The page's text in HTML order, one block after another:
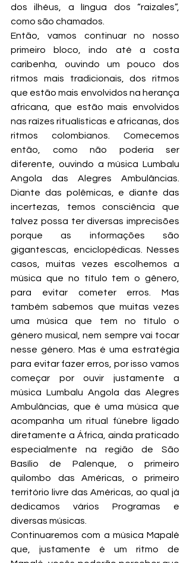
dos ilhéus, a língua dos “raizales”,
como são chamados.
Então, vamos continuar no nosso
primeiro bloco, indo até a costa
caribenha, ouvindo um pouco dos
ritmos mais tradicionais, dos ritmos
que estão mais envolvidos na herança
africana, que estão mais envolvidos
nas raízes ritualísticas e africanas, dos
ritmos colombianos. Comecemos
então, como não poderia ser
diferente, ouvindo a música Lumbalu
Angola das Alegres Ambulâncias.
Diante das polêmicas, e diante das
incertezas, temos consciência que
talvez possa ter diversas imprecisões
porque as informações são
gigantescas, enciclopédicas. Nesses
casos, muitas vezes escolhemos a
música que no título tem o gênero,
para evitar cometer erros. Mas
também sabemos que muitas vezes
uma música que tem no título o
género musical, nem sempre vai tocar
nesse género. Mas é uma estratégia
para evitar fazer erros, por isso vamos
começar por ouvir justamente a
música Lumbalu Angola das Alegres
Ambulâncias, que é uma música que
acompanha um ritual fúnebre ligado
diretamente a África, ainda praticado
especialmente na região de São
Basílio de Palenque, o primeiro
quilombo das Américas, o primeiro
território livre das Américas, ao qual já
dedicamos vários Programas e
diversas músicas.
Continuaremos com a música Mapalé
que, justamente é um ritmo de